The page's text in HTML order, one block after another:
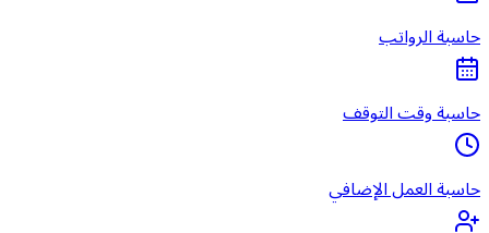
حاسبة الرواتب
حاسبة وقت التوقف
حاسبة العمل الإضافي